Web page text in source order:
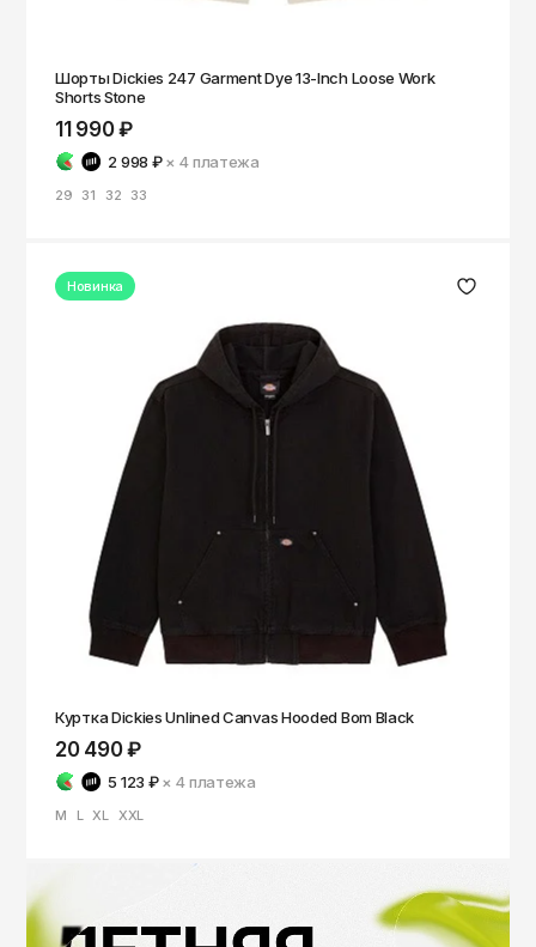
Шорты Dickies 247 Garment Dye 13-Inch Loose Work
Shorts Stone
11 990 ₽
2 998 ₽ × 4платежа
29 31 32 33
Новинка
Куртка Dickies Unlined Canvas Hooded Bom Black
20 490 ₽
5 123 ₽ × 4платежа
M L XL XXL